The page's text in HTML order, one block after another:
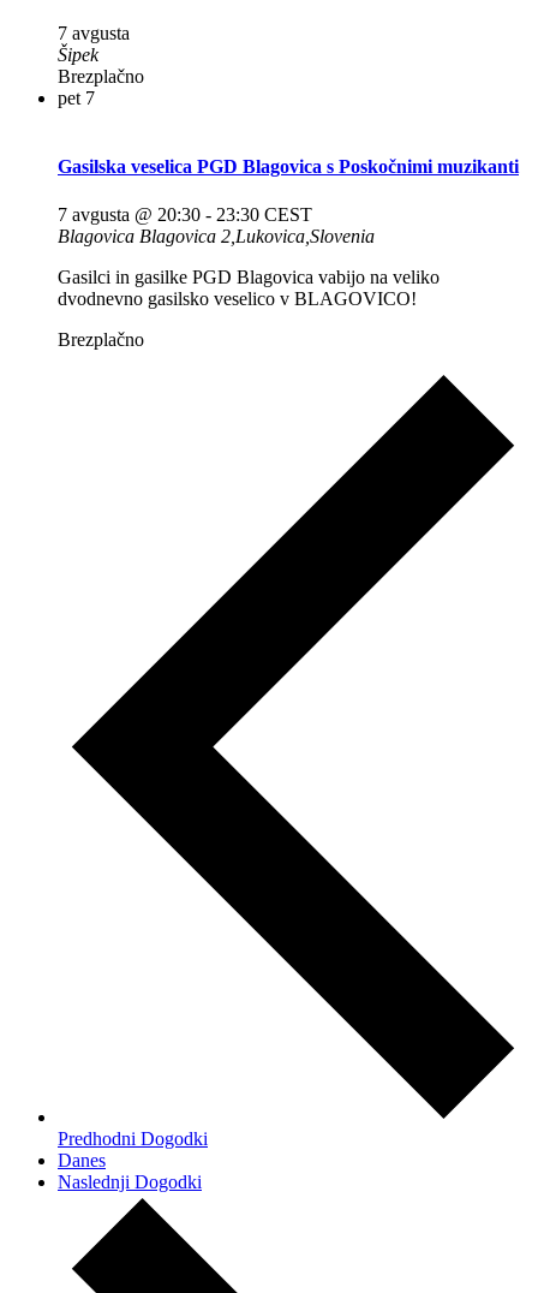
7 avgusta
Šipek
Brezplačno
pet 7
Gasilska veselica PGD Blagovica s Poskočnimi muzikanti
7 avgusta @ 20:30 - 23:30 CEST
Blagovica Blagovica 2,Lukovica,Slovenia
Gasilci in gasilke PGD Blagovica vabijo na veliko
dvodnevno gasilsko veselico v BLAGOVICO!
Brezplačno
Predhodni Dogodki
Danes
Naslednji Dogodki